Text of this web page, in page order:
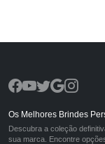
Os Melhores Brindes
Descubra a coleção
sua marca. Encontre